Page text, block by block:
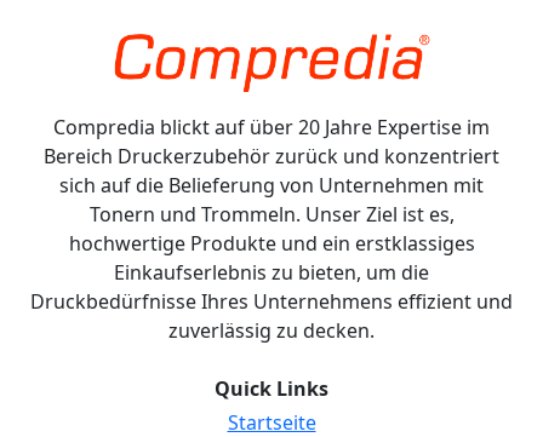
Compredia blickt auf über 20 Jahre Expertise im
Bereich Druckerzubehör zurück und konzentriert
sich auf die Belieferung von Unternehmen mit
Tonern und Trommeln. Unser Ziel ist es,
hochwertige Produkte und ein erstklassiges
Einkaufserlebnis zu bieten, um die
Druckbedürfnisse Ihres Unternehmens effizient und
zuverlässig zu decken.
Quick Links
Startseite